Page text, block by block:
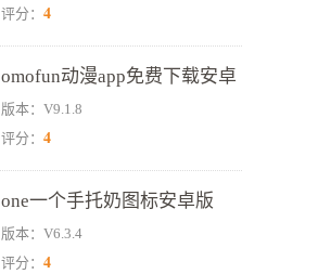
评分： 4
omofun动漫app免费下载安卓
正版
版本：V9.1.8
评分： 4
one一个手托奶图标安卓版
版本：V6.3.4
评分： 4